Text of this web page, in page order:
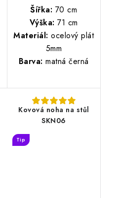
Šířka: 70 cm
Výška: 71 cm
Materiál: ocelový plát
5mm
Barva: matná černá
Kovová noha na stůl
SKN06
Tip